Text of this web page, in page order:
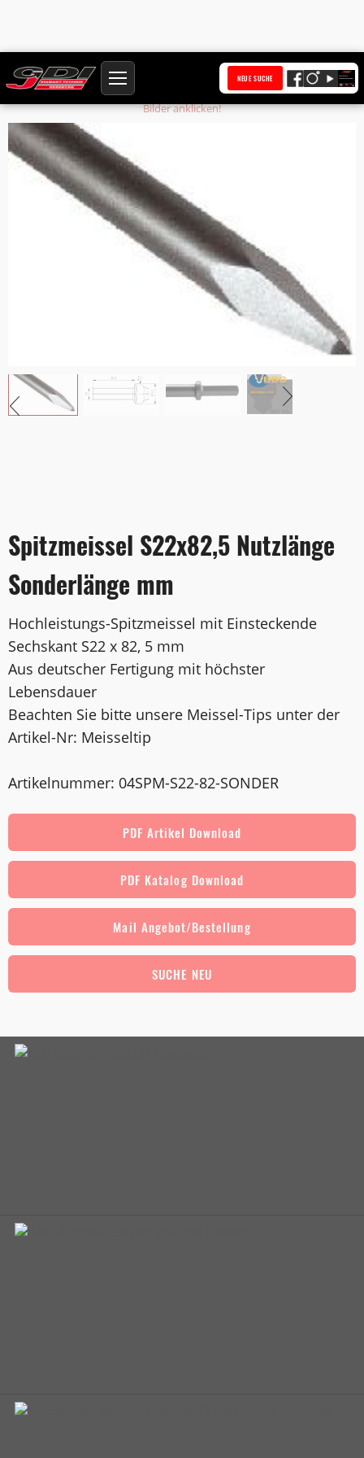
NEUE SUCHE
Startseite Produkte Spitzmeissel S22x82,5 Nutzlänge Sonderlänge mm
Bilder anklicken!
Spitzmeissel S22x82,5 Nutzlänge
Sonderlänge mm
Hochleistungs-Spitzmeissel mit Einsteckende
Sechskant S22 x 82, 5 mm
Aus deutscher Fertigung mit höchster
Lebensdauer
Beachten Sie bitte unsere Meissel-Tips unter der
Artikel-Nr: Meisseltip
Artikelnummer: 04SPM-S22-82-SONDER
PDF Artikel Download
PDF Katalog Download
Mail Angebot/Bestellung
SUCHE NEU